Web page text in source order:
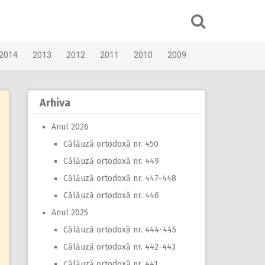
2013 2012 2011 2010 2009
Arhiva
Anul 2026
Călăuză ortodoxă nr. 450
Călăuză ortodoxă nr. 449
Călăuză ortodoxă nr. 447-448
Călăuză ortodoxă nr. 446
Anul 2025
Călăuză ortodoxă nr. 444-445
Călăuză ortodoxă nr. 442-443